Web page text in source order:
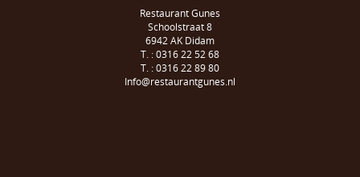
Restaurant Gunes
Schoolstraat 8
6942 AK Didam
T. : 0316 22 52 68
T. : 0316 22 89 80
Info@restaurantgunes.nl